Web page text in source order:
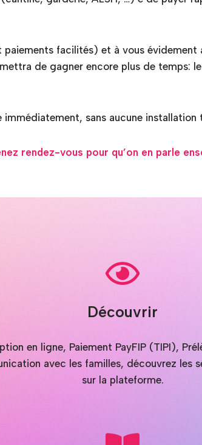
facilités) et à vous évidement
de gagner encore plus de temps:
sans aucune installation
rendez-vous pour qu’on en parle
Découvrir
en ligne, Paiement PayFIP (TIPI),
avec les familles, découvrez les
sur la plateforme.